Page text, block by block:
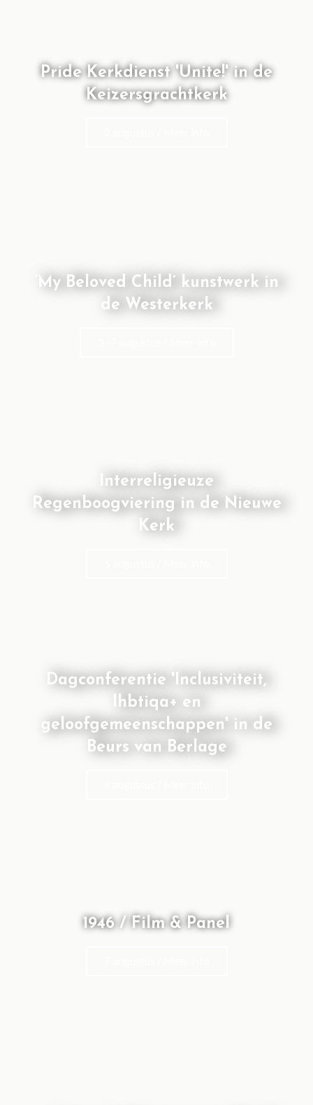
Pride Kerkdienst 'Unite!' in de
Keizersgrachtkerk
‘My Beloved Child’ kunstwerk in
de Westerkerk
Interreligieuze
Regenboogviering in de Nieuwe
Kerk
Dagconferentie 'Inclusiviteit,
lhbtiqa+ en
geloofgemeenschappen' in de
Beurs van Berlage
1946 / Film & Panel